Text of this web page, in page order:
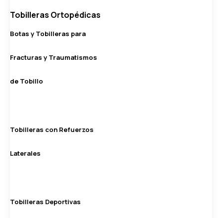
Tobilleras Ortopédicas
Botas y Tobilleras para
Fracturas y Traumatismos
de Tobillo
Tobilleras con Refuerzos
Laterales
Tobilleras Deportivas